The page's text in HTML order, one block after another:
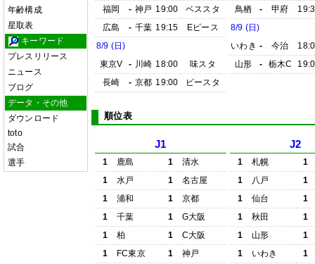
年齢構成
星取表
キーワード
プレスリリース
ニュース
ブログ
データ・その他
ダウンロード
toto
試合
選手
福岡
- 神戸 19:00
ベススタ
広島
- 千葉 19:15
Eピース
8/9 (日)
東京V
- 川崎 18:00
味スタ
長崎
- 京都 19:00 ピースタ
鳥栖
- 甲府
8/9 (日)
いわき - 今治
山形
- 栃木C
順位表
J1
1 鹿島 1
清水
1
水戸 1
名古屋
1
浦和 1
京都
1
千葉 1
G大阪
1
柏 1
C大阪
1
FC東京 1
神戸
J2
1 札幌
1
1
八戸
1
1
仙台
1
1
秋田
1
1
山形
1
1
いわき
1